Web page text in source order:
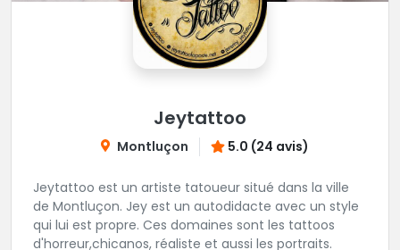
Jeytattoo
Montluçon 5.0 (24 avis)
Jeytattoo est un artiste tatoueur situé dans la ville
de Montluçon. Jey est un autodidacte avec un style
qui lui est propre. Ces domaines sont les tattoos
d'horreur,chicanos, réaliste et aussi les portraits.